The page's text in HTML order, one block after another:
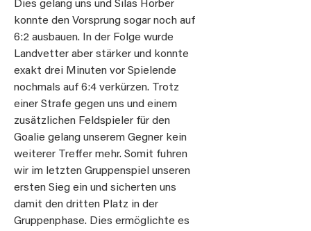
Dies gelang uns und Silas Horber
konnte den Vorsprung sogar noch auf
6:2 ausbauen. In der Folge wurde
Landvetter aber stärker und konnte
exakt drei Minuten vor Spielende
nochmals auf 6:4 verkürzen. Trotz
einer Strafe gegen uns und einem
zusätzlichen Feldspieler für den
Goalie gelang unserem Gegner kein
weiterer Treffer mehr. Somit fuhren
wir im letzten Gruppenspiel unseren
ersten Sieg ein und sicherten uns
damit den dritten Platz in der
Gruppenphase. Dies ermöglichte es